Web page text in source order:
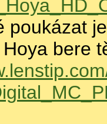
poukázat
bere